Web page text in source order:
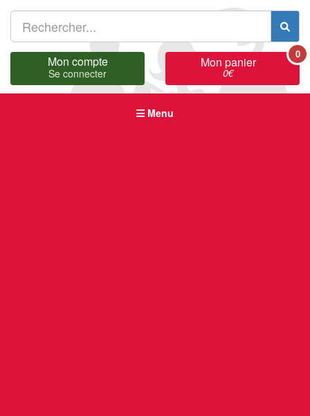
Mon compte
Se connecter
Mon panier
0€
0
Menu